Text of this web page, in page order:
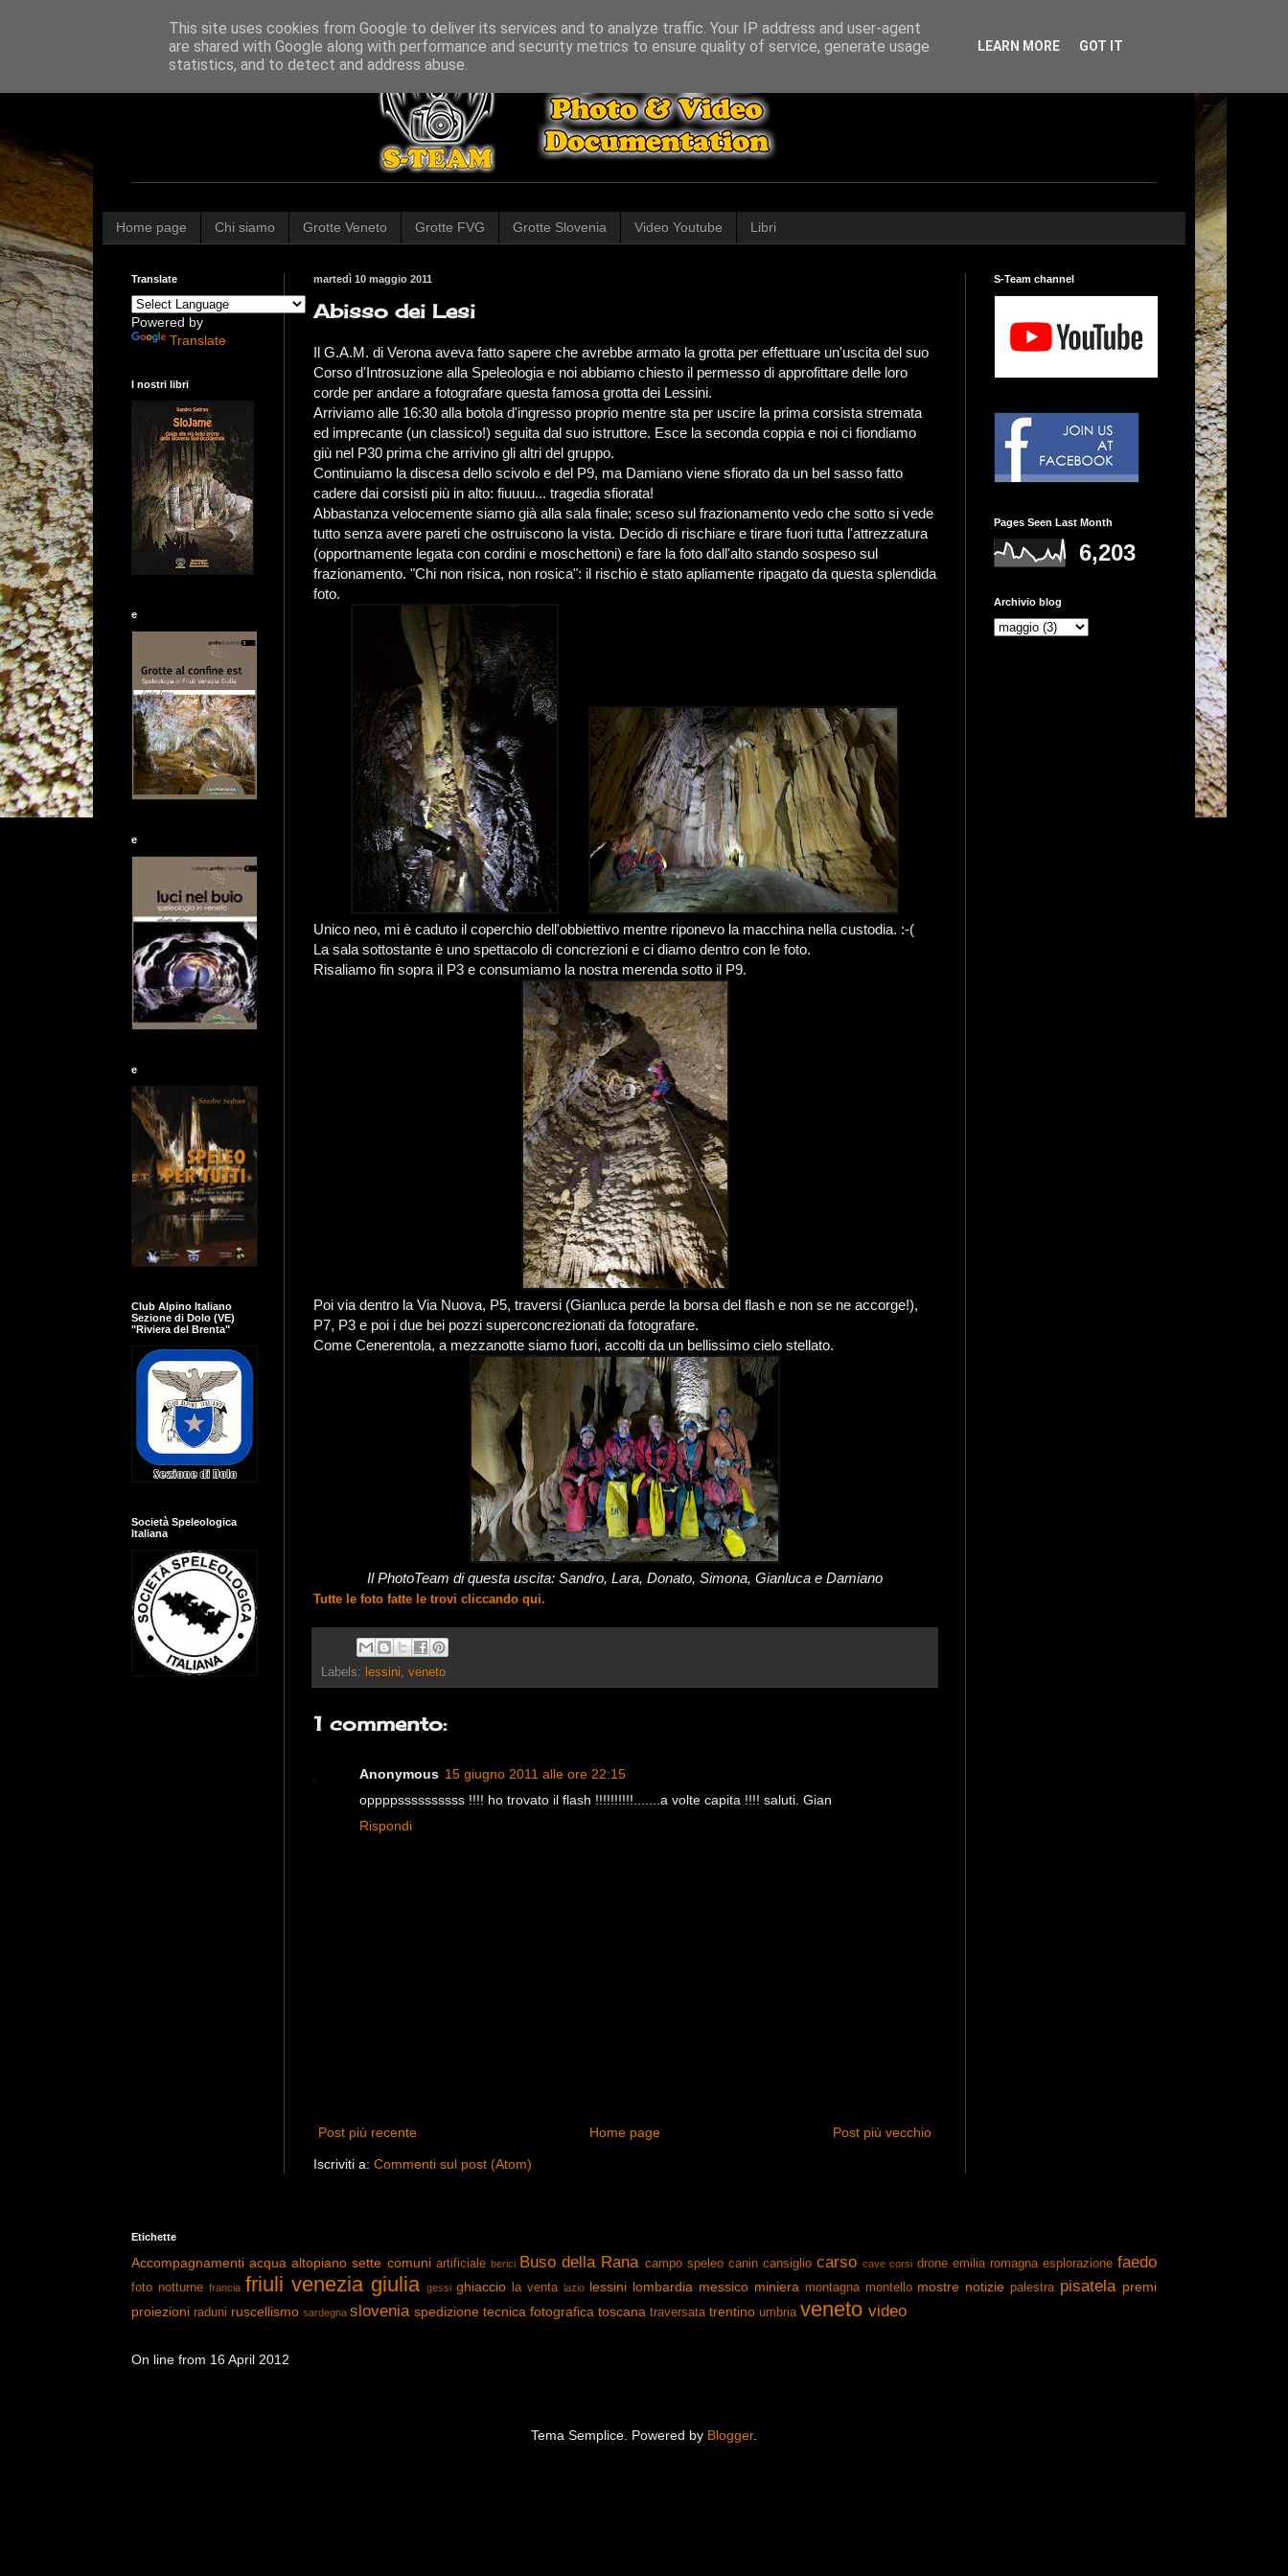
Home page Chi siamo Grotte Veneto Grotte FVG Grotte Slovenia Video Youtube Libri
martedì 10 maggio 2011
Abisso dei Lesi
Il G.A.M. di Verona aveva fatto sapere che avrebbe armato la grotta per effettuare un'uscita del suo
Corso d'Introsuzione alla Speleologia e noi abbiamo chiesto il permesso di approfittare delle loro
corde per andare a fotografare questa famosa grotta dei Lessini.
Arriviamo alle 16:30 alla botola d'ingresso proprio mentre sta per uscire la prima corsista stremata
ed imprecante (un classico!) seguita dal suo istruttore. Esce la seconda coppia e noi ci fiondiamo
giù nel P30 prima che arrivino gli altri del gruppo.
Continuiamo la discesa dello scivolo e del P9, ma Damiano viene sfiorato da un bel sasso fatto
cadere dai corsisti più in alto: fiuuuu... tragedia sfiorata!
Abbastanza velocemente siamo già alla sala finale; sceso sul frazionamento vedo che sotto si vede
tutto senza avere pareti che ostruiscono la vista. Decido di rischiare e tirare fuori tutta l'attrezzatura
(opportnamente legata con cordini e moschettoni) e fare la foto dall'alto stando sospeso sul
frazionamento. "Chi non risica, non rosica": il rischio è stato apliamente ripagato da questa splendida
foto.
Unico neo, mi è caduto il coperchio dell'obbiettivo mentre riponevo la macchina nella custodia. :-(
La sala sottostante è uno spettacolo di concrezioni e ci diamo dentro con le foto.
Risaliamo fin sopra il P3 e consumiamo la nostra merenda sotto il P9.
Poi via dentro la Via Nuova, P5, traversi (Gianluca perde la borsa del flash e non se ne accorge!),
P7, P3 e poi i due bei pozzi superconcrezionati da fotografare.
Come Cenerentola, a mezzanotte siamo fuori, accolti da un bellissimo cielo stellato.
Il PhotoTeam di questa uscita: Sandro, Lara, Donato, Simona, Gianluca e Damiano
Tutte le foto fatte le trovi cliccando qui.
Labels: lessini, veneto
1 commento:
Anonymous 15 giugno 2011 alle ore 22:15
oppppssssssssss !!!! ho trovato il flash !!!!!!!!!!.......a volte capita !!!! saluti. Gian
Rispondi
Post più recente Post più vecchio
Home page
Iscriviti a: Commenti sul post (Atom)
Translate
Powered by
Translate
I nostri libri
e
e
e
Club Alpino Italiano
Sezione di Dolo (VE)
"Riviera del Brenta"
Società Speleologica
Italiana
S-Team channel
Pages Seen Last Month
6,203
Archivio blog
Etichette
Accompagnamenti acqua altopiano sette comuni artificiale berici Buso della Rana campo speleo canin cansiglio carso cave corsi drone emilia romagna esplorazione faedo
foto notturne francia friuli venezia giulia gessi ghiaccio la venta lazio lessini lombardia messico miniera montagna montello mostre notizie palestra pisatela premi
proiezioni raduni ruscellismo sardegna slovenia spedizione tecnica fotografica toscana traversata trentino umbria veneto video
On line from 16 April 2012
Tema Semplice. Powered by Blogger.
This site uses cookies from Google to deliver its services and to analyze traffic. Your IP address and user-agent
are shared with Google along with performance and security metrics to ensure quality of service, generate usage
statistics, and to detect and address abuse.
LEARN MORE GOT IT